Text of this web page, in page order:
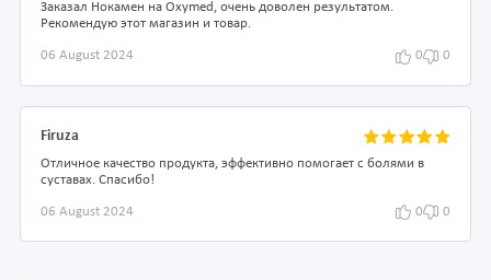
Заказал Нокамен на Oxymed, очень доволен результатом.
Рекомендую этот магазин и товар.
06 August 2024 0 0
Firuza
Отличное качество продукта, эффективно помогает с болями в
суставах. Спасибо!
06 August 2024 0 0